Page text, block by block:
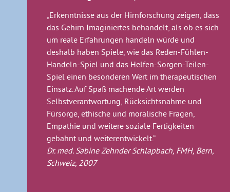
„Erkenntnisse aus der Hirnforschung zeigen, dass
das Gehirn Imaginiertes behandelt, als ob es sich
um reale Erfahrungen handeln würde und
deshalb haben Spiele, wie das Reden-Fühlen-
Handeln-Spiel und das Helfen-Sorgen-Teilen-
Spiel einen besonderen Wert im therapeutischen
Einsatz. Auf Spaß machende Art werden
Selbstverantwortung, Rücksichtsnahme und
Fürsorge, ethische und moralische Fragen,
Empathie und weitere soziale Fertigkeiten
gebahnt und weiterentwickelt.“
Dr. med. Sabine Zehnder Schlapbach, FMH, Bern,
Schweiz, 2007